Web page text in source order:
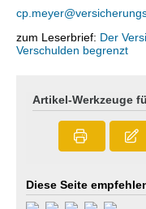
zum Leserbrief: Der
Verschulden begrenzt
Artikel-Werkzeuge
Diese Seite